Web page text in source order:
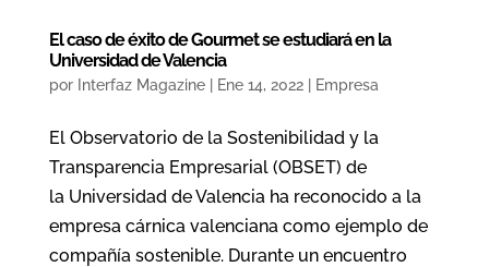
El caso de éxito de Gourmet se estudiará en la
Universidad de Valencia
por Interfaz Magazine| Ene 14, 2022| Empresa
El Observatorio de la Sostenibilidad y la
Transparencia Empresarial (OBSET) de
la Universidad de Valencia ha reconocido a la
empresa cárnica valenciana como ejemplo de
compañía sostenible. Durante un encuentro